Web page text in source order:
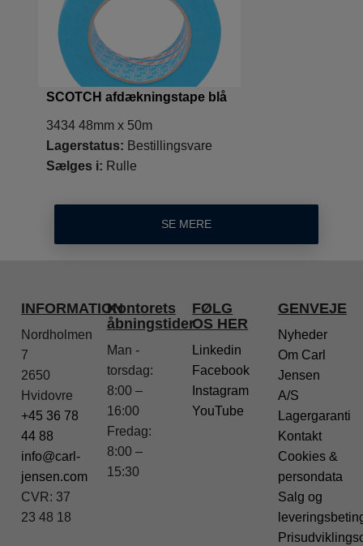
SCOTCH afdækningstape blå
3434 48mm x 50m
Lagerstatus: Bestillingsvare
Sælges i: Rulle
SE MERE
INFORMATION
Nordholmen
7
2650
Hvidovre
+45 36 78
44 88
info@carl-
jensen.com
CVR: 37
23 48 18
Kontorets
åbningstider
Man -
torsdag:
8:00 –
16:00
Fredag:
8:00 –
15:30
FØLG
OS HER
Linkedin
Facebook
Instagram
YouTube
GENVEJE
Nyheder
Om Carl
Jensen
A/S
Lagergaranti
Kontakt
Cookies &
persondata
Salg og